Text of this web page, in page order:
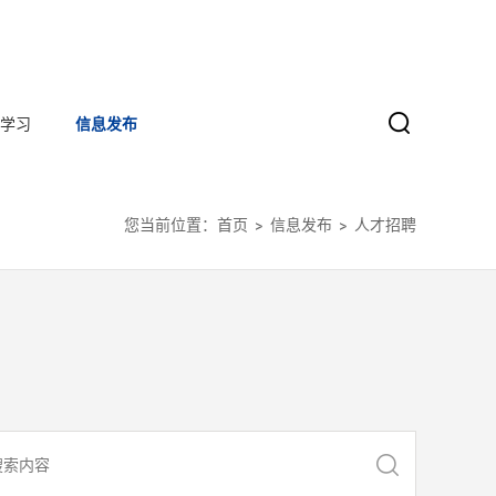
习 信息发布
您当前位置： 首页 信息发布 人才招聘